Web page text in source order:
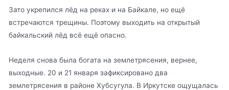
Зато укрепился лёд на реках и на Байкале, но ещё
встречаются трещины. Поэтому выходить на открытый
байкальский лёд всё ещё опасно.
Неделя снова была богата на землетрясения, вернее,
выходные. 20 и 21 января зафиксировано два
землетрясения в районе Хубсугула. В Иркутске ощущалась